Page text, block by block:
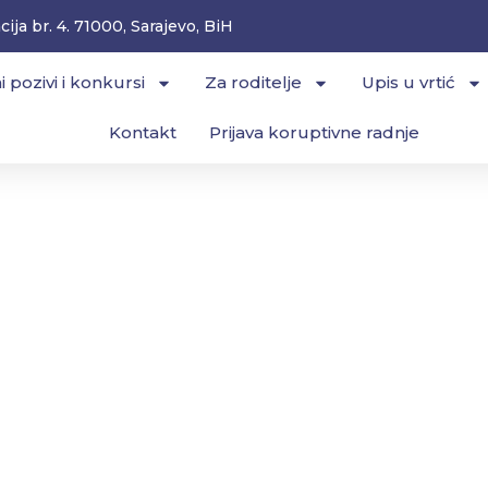
br. 4. 71000, Sarajevo, BiH
pozivi i konkursi Za roditelje Upis u vrtić
Kontakt Prijava koruptivne radnje